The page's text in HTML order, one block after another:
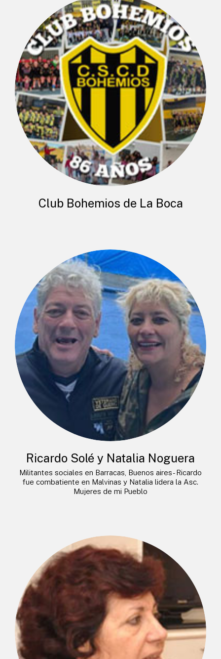
Club Bohemios de La Boca
Ricardo Solé y Natalia Noguera
Militantes sociales en Barracas, Buenos aires- Ricardo
fue combatiente en Malvinas y Natalia lidera la Asc.
Mujeres de mi Pueblo